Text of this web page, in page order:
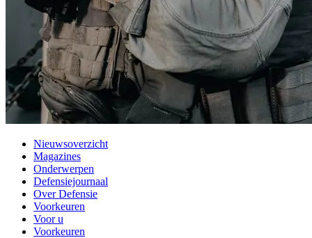
Nieuwsoverzicht
Magazines
Onderwerpen
Defensiejournaal
Over Defensie
Voorkeuren
Voor u
Voorkeuren